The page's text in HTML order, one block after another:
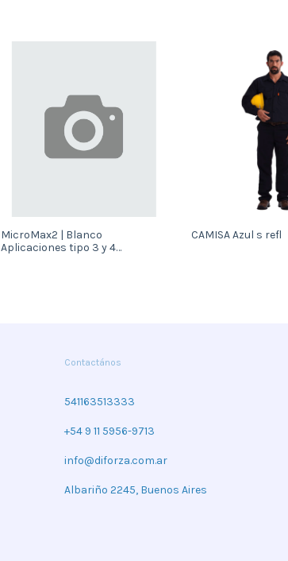
MicroMax2 | Blanco
Aplicaciones tipo 3 y 4
CAMISA Azul s refl
Contactános
541163513333
+54 9 11 5956-9713
info@diforza.com.ar
Albariño 2245, Buenos Aires